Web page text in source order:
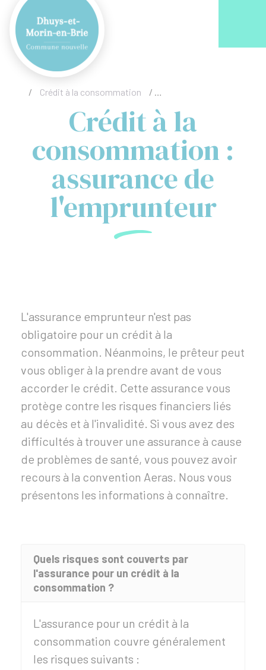
/ Crédit à la consommation / Crédit à la consommation
Crédit à la
consommation :
assurance de
l'emprunteur
L'assurance emprunteur n'est pas
obligatoire pour un crédit à la
consommation. Néanmoins, le prêteur peut
vous obliger à la prendre avant de vous
accorder le crédit. Cette assurance vous
protège contre les risques financiers liés
au décès et à l'invalidité. Si vous avez des
difficultés à trouver une assurance à cause
de problèmes de santé, vous pouvez avoir
recours à la convention Aeras. Nous vous
présentons les informations à connaître.
Quels risques sont couverts par
l'assurance pour un crédit à la
consommation ?
L'assurance pour un crédit à la
consommation couvre généralement
les risques suivants :